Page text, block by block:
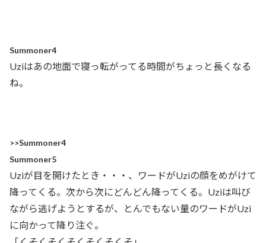
Summoner4
Uziはあの地面で寝っ転がってる時間がちょっと長くなる
ね。
>>Summoner4
Summoner5
Uziが目を開けたとき・・・、ワードがUziの顔をめがけて
降ってくる。次から次にどんどん降ってくる。Uziは叫び
ながら逃げようとするが、とんでもない量のワードがUzi
に向かって降り注ぐ。